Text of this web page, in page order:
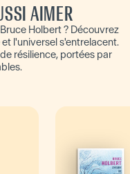
AIMER
Holbert ? Découvrez
l'universel s'entrelacent.
résilience, portées par